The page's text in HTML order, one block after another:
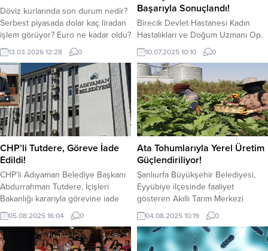
Döviz kurlarında son durum nedir?
Serbest piyasada dolar kaç liradan
işlem görüyor? Euro ne kadar oldu?
Dolar haftanın son işlem gününe
hafif yükselişle başladı. Dolar
önceki kapanışa göre hafif bir
yükseliş sağlayarak 44 TL. bandının
üzerine çıktı. Küresel faiz
beklentileri doların yükselmesinde
etkili olmaya devam ediyor. Euro
ise güne sınırlı...
13.03.2026 12:28 0
Başarıyla Sonuçlandı!
Birecik Devlet Hastanesi Kadın
Hastalıkları ve Doğum Uzmanı Op.
Dr. Abdurrahman Mert tarafından
takibi yapılan 53 yaşındaki ileri yaş
gebemiz, yardımcı üreme teknikleri
(IVF) ile oluşmuş ikiz gebeliğiyle
kliniğimize başvurdu. Hem ileri
anne yaşı hem de çoğul gebelik
nedeniyle yüksek riskli gebelik
grubunda değerlendirilen
hastamızın takibi, gebeliğin erken
döneminden itibaren...
10.07.2025 10:10 0
CHP’li Tutdere, Göreve İade
Edildi!
CHP’li Adıyaman Belediye Başkanı
Abdurrahman Tutdere, İçişleri
Bakanlığı kararıyla görevine iade
edildi. “Aziz İhsan Aktaş suç
örgütü soruşturması’nda”, 5
Temmuz Cumartesi günü gözaltına
alınan, daha sonra hakkında ev
05.08.2025 16:04 0
Ata Tohumlarıyla Yerel Üretim
Güçlendiriliyor!
Şanlıurfa Büyükşehir Belediyesi,
Eyyübiye ilçesinde faaliyet
gösteren Akıllı Tarım Merkezi
arazisinde, yerel çeşitlerin
korunması ve yaygınlaştırılması
hedefiyle ata tohumlarıyla
oluşturulan sebze bahçesinde
04.08.2025 10:19 0